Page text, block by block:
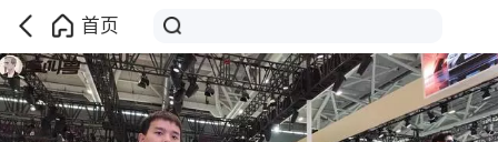
首页